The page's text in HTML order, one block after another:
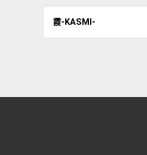
霞-KASMI-